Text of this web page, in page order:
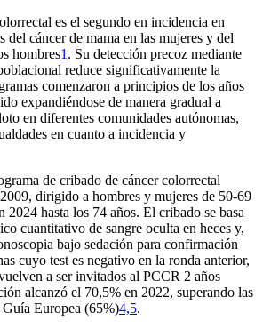
es el segundo en incidencia en
del cáncer de mama en las mujeres y del
hombres1 . Su detección precoz mediante
reduce significativamente la
comenzaron a principios de los años
expandiéndose de manera gradual a
en diferentes comunidades autónomas,
en cuanto a incidencia y
de cribado de cáncer colorrectal
dirigido a hombres y mujeres de 50-69
2024 hasta los 74 años. El cribado se basa
cuantitativo de sangre oculta en heces y,
bajo sedación para confirmación
cuyo test es negativo en la ronda anterior,
a ser invitados al PCCR 2 años
alcanzó el 70,5% en 2022, superando las
Europea (65%)4,5.